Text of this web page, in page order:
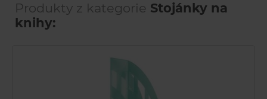
Produkty z kategorie Stojánky na
knihy: